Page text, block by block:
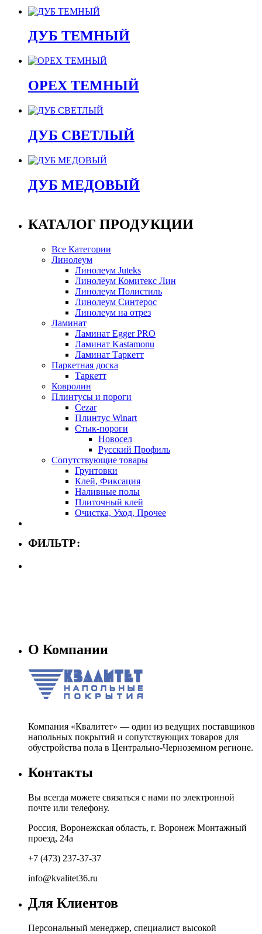
ДУБ ТЕМНЫЙ
ОРЕХ ТЕМНЫЙ
ДУБ СВЕТЛЫЙ
ДУБ МЕДОВЫЙ
КАТАЛОГ ПРОДУКЦИИ
Все Категории
Линолеум
Линолеум Juteks
Линолеум Комитекс Лин
Линолеум Полистиль
Линолеум Синтерос
Линолеум на отрез
Ламинат
Ламинат Egger PRO
Ламинат Kastamonu
Ламинат Таркетт
Паркетная доска
Таркетт
Ковролин
Плинтусы и пороги
Cezar
Плинтус Winart
Стык-пороги
Новосел
Русский Профиль
Сопутствующие товары
Грунтовки
Клей, Фиксация
Наливные полы
Плиточный клей
Очистка, Уход, Прочее
ФИЛЬТР:
О Компании
Компания «Квалитет» — один из ведущих поставщиков
напольных покрытий и сопутствующих товаров для
обустройства пола в Центрально-Черноземном регионе.
Контакты
Вы всегда можете связаться с нами по электронной
почте или телефону.
Россия, Воронежская область, г. Воронеж Монтажный
проезд, 24а
+7 (473) 237-37-37
info@kvalitet36.ru
Для Клиентов
Персональный менеджер, специалист высокой